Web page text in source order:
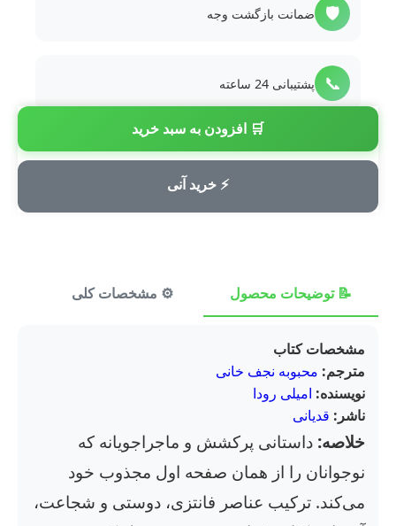
🛒 افزودن به سبد خرید
⚡ خرید آنی
🛡️ ضمانت بازگشت وجه
📞 پشتیبانی 24 ساعته
💳 پرداخت امن
📝 توضیحات محصول ⚙️ مشخصات کلی
مشخصات کتاب
مترجم: محبوبه نجف خانی
نویسنده: امیلی رودا
ناشر: قدیانی
خلاصه: داستانی پرکشش و ماجراجویانه که
نوجوانان را از همان صفحه اول مجذوب خود
می‌کند. ترکیب عناصر فانتزی، دوستی و شجاعت،